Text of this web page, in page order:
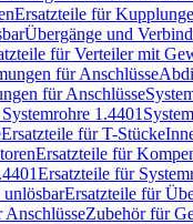
Ersatzteile für
Übergänge und
für Verteiler mit
für Anschlüsse
für Anschlüsse
1.4401
Ersatzteile für T-Stücke
Ersatzteile für
Ersatzteile für
unlösbarErsatzteile für
AnschlüsseZubehör für